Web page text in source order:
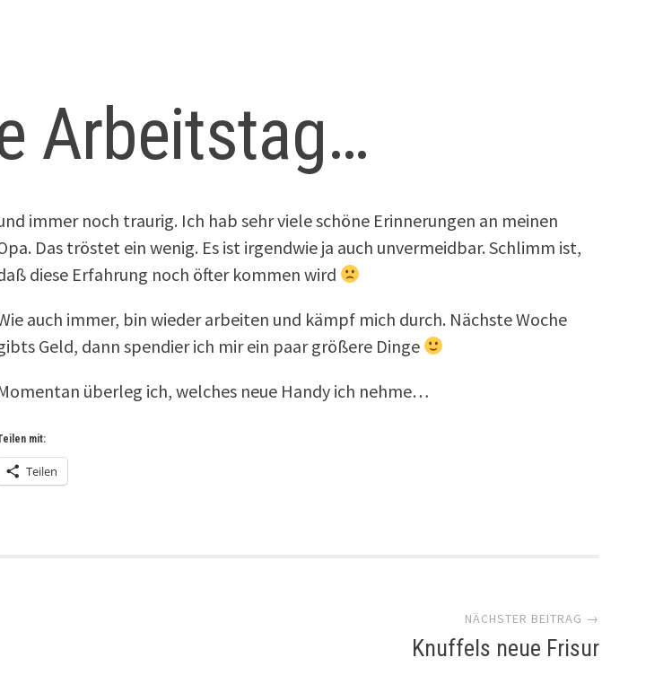
Arbeitstag…
immer noch traurig. Ich hab sehr viele schöne Erinnerungen an meinen
Das tröstet ein wenig. Es ist irgendwie ja auch unvermeidbar. Schlimm ist,
diese Erfahrung noch öfter kommen wird
auch immer, bin wieder arbeiten und kämpf mich durch. Nächste Woche
Geld, dann spendier ich mir ein paar größere Dinge
überleg ich, welches neue Handy ich nehme…
mit:
Teilen
NÄCHSTER BEITRAG →
Knuffels neue Frisur